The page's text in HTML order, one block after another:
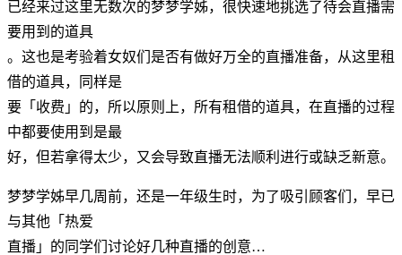
已经来过这里无数次的梦梦学姊，很快速地挑选了待会直播需
要用到的道具
。这也是考验着女奴们是否有做好万全的直播准备，从这里租
借的道具，同样是
要「收费」的，所以原则上，所有租借的道具，在直播的过程
中都要使用到是最
好，但若拿得太少，又会导致直播无法顺利进行或缺乏新意。
梦梦学姊早几周前，还是一年级生时，为了吸引顾客们，早已
与其他「热爱
直播」的同学们讨论好几种直播的创意…